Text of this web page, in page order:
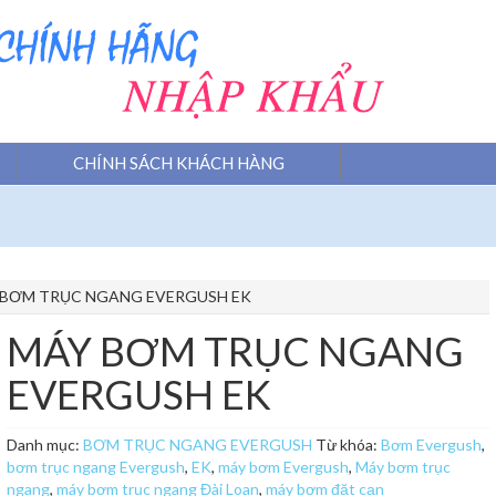
CHÍNH SÁCH KHÁCH HÀNG
TRỤC NGANG EVERGUSH EK
MÁY BƠM TRỤC NGANG
EVERGUSH EK
Danh mục:BƠM TRỤC NGANG EVERGUSH Từ khóa:Bơm Evergush,
bơm trục ngang Evergush,EK,máy bơm Evergush,Máy bơm trục
ngang,máy bơm trục ngang Đài Loan,máy bơm đặt cạn